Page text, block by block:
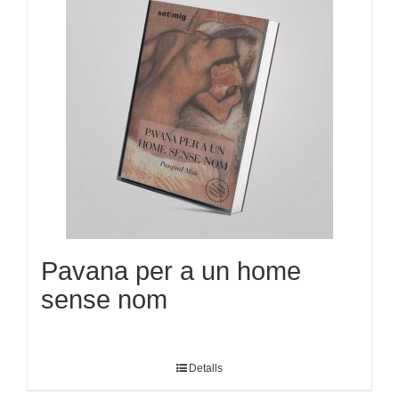
Pavana per a un home
sense nom
Detalls